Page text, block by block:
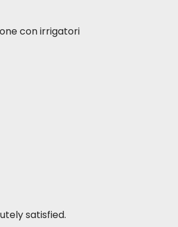
con irrigatori
satisfied.